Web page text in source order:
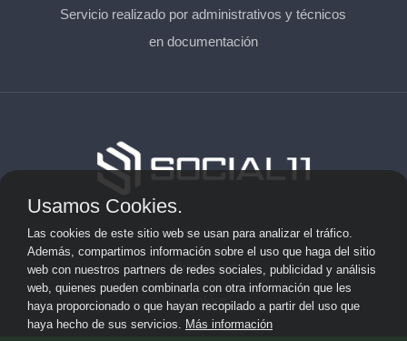
Servicio realizado por administrativos y técnicos
en documentación
Aviso Legal
Privacidad
Cookies
Usamos Cookies.
Las cookies de este sitio web se usan para analizar el tráfico.
Además, compartimos información sobre el uso que haga del sitio
web con nuestros partners de redes sociales, publicidad y análisis
web, quienes pueden combinarla con otra información que les
haya proporcionado o que hayan recopilado a partir del uso que
haya hecho de sus servicios. Más información